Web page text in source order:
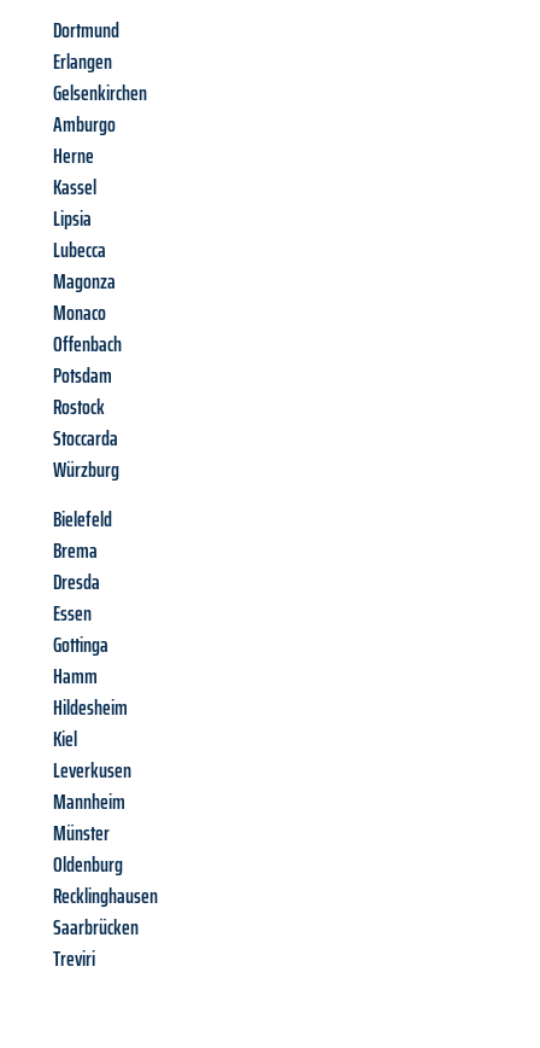
Dortmund
Erlangen
Gelsenkirchen
Amburgo
Herne
Kassel
Lipsia
Lubecca
Magonza
Monaco
Offenbach
Potsdam
Rostock
Stoccarda
Würzburg
Bielefeld
Brema
Dresda
Essen
Gottinga
Hamm
Hildesheim
Kiel
Leverkusen
Mannheim
Münster
Oldenburg
Recklinghausen
Saarbrücken
Treviri